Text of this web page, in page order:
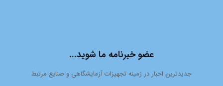
عضو خبرنامه ما شوید...
جدیدترین اخبار در زمینه تجهیزات آزمایشگاهی و صنایع مرتبط